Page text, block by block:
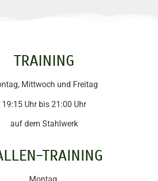
TRAINING
Mittwoch und Freitag
19:15 Uhr bis 21:00 Uhr
auf dem Stahlwerk
TRAINING
Montag